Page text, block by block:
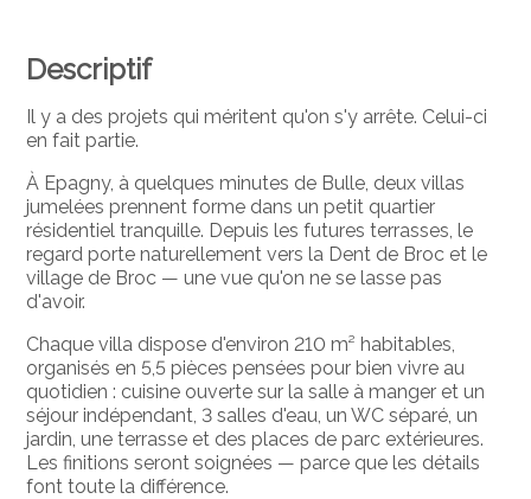
Descriptif
Il y a des projets qui méritent qu'on s'y arrête. Celui-ci
en fait partie.
À Epagny, à quelques minutes de Bulle, deux villas
jumelées prennent forme dans un petit quartier
résidentiel tranquille. Depuis les futures terrasses, le
regard porte naturellement vers la Dent de Broc et le
village de Broc — une vue qu'on ne se lasse pas
d'avoir.
Chaque villa dispose d'environ 210 m² habitables,
organisés en 5,5 pièces pensées pour bien vivre au
quotidien : cuisine ouverte sur la salle à manger et un
séjour indépendant, 3 salles d'eau, un WC séparé, un
jardin, une terrasse et des places de parc extérieures.
Les finitions seront soignées — parce que les détails
font toute la différence.